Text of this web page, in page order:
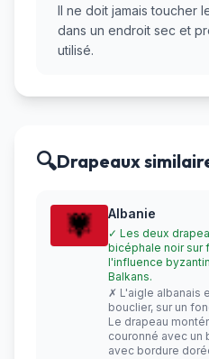
Il ne doit jamais toucher
dans un endroit sec et
utilisé.
🔍Drapeaux
Albanie
✓ Les deux
bicéphale noir sur
l'influence
Balkans.
✗ L'aigle albanais
bouclier, sur un
Le drapeau
couronné avec un
avec bordure